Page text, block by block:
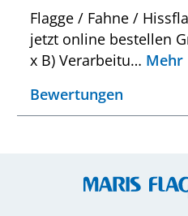
Flagge / Fahne /
jetzt online bestellen
x B) Verarbeitu… Mehr
Bewertungen